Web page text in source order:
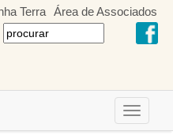
Terra Área de Associados
Toggle